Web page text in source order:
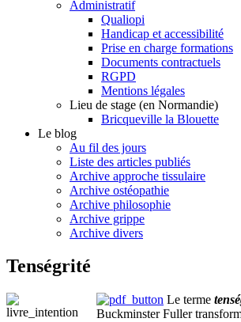
Administratif
Qualiopi
Handicap et accessibilité
Prise en charge formations
Documents contractuels
RGPD
Mentions légales
Lieu de stage (en Normandie)
Bricqueville la Blouette
Le blog
Au fil des jours
Liste des articles publiés
Archive approche tissulaire
Archive ostéopathie
Archive philosophie
Archive grippe
Archive divers
Tenségrité
Le terme
Buckminster Fuller